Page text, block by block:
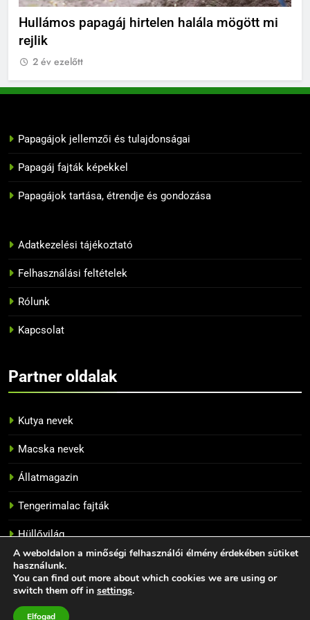
BLOG
10
szüksége a boldog papagáj
11
Melyik papagáj tanulja meg
leggyorsabban a szavakat?
BLOG
12
10 tipp, hogyan neveljük
helyesen a papagájunkat
13
14
Tiltott zöldségek a papagájok
15
törpepapagájt?
16
mi Hullámos papagáj depresszió tünetei
Papagájok jellemzői és tulajdonságai
Papagáj fajták képekkel
Papagájok tartása, étrendje és gondozása
Adatkezelési tájékoztató
Felhasználási feltételek
Rólunk
Kapcsolat
Partner oldalak
Kutya nevek
Macska nevek
Állatmagazin
Tengerimalac fajták
Hüllővilág
Papagáj fajták - 2026 - Minden jog fenntartva. Powered
A weboldalon a minőségi felhasználói élmény érdekében sütiket
használunk.
You can find out more about which cookies we are using or
switch them off in settings.
Elfogad